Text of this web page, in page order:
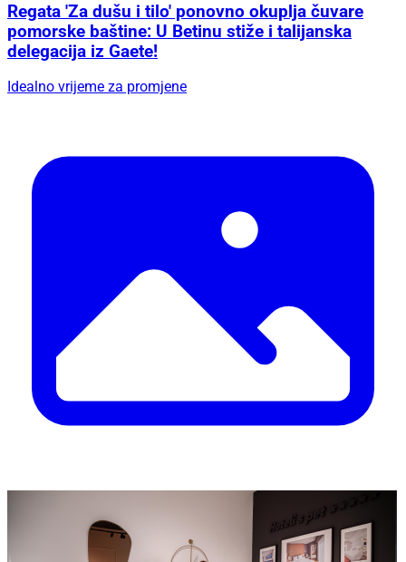
Regata 'Za dušu i tilo' ponovno okuplja čuvare
pomorske baštine: U Betinu stiže i talijanska
delegacija iz Gaete!
Idealno vrijeme za promjene